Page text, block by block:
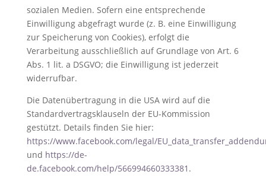
sozialen Medien. Sofern eine entsprechende
Einwilligung abgefragt wurde (z. B. eine Einwilligung
zur Speicherung von Cookies), erfolgt die
Verarbeitung ausschließlich auf Grundlage von Art. 6
Abs. 1 lit. a DSGVO; die Einwilligung ist jederzeit
widerrufbar.
Die Datenübertragung in die USA wird auf die
Standardvertragsklauseln der EU-Kommission
gestützt. Details finden Sie hier:
https://www.facebook.com/legal/
und https://de-
de.facebook.com/help/566994660333381 .